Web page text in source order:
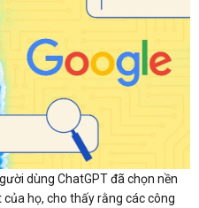
dùng ChatGPT đã chọn nền
họ, cho thấy rằng các công